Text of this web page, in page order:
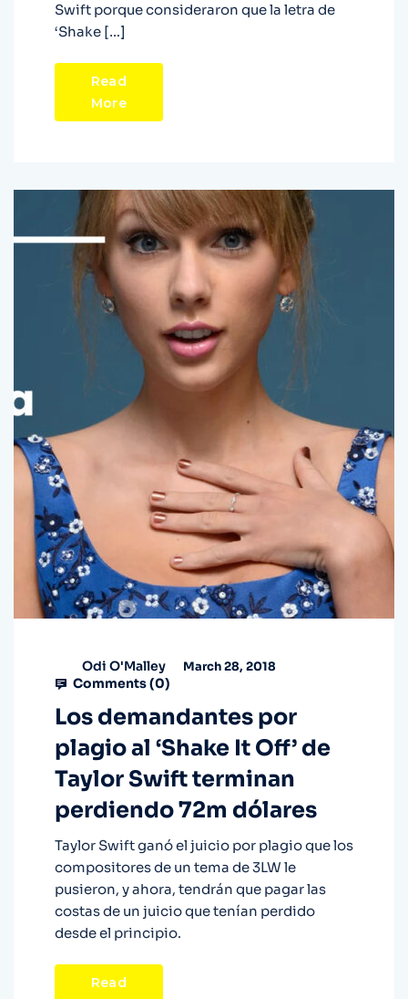
Swift porque consideraron que la letra de
‘Shake […]
Read
More
Odi O'Malley March 28, 2018
Comments (0)
Los demandantes por
plagio al ‘Shake It Off’ de
Taylor Swift terminan
perdiendo 72m dólares
Taylor Swift ganó el juicio por plagio que los
compositores de un tema de 3LW le
pusieron, y ahora, tendrán que pagar las
costas de un juicio que tenían perdido
desde el principio.
Read